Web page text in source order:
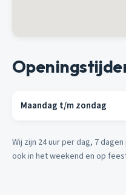
Maandag t/m zondag
Wij zijn 24 uur per dag, 7
ook in het weekend en op